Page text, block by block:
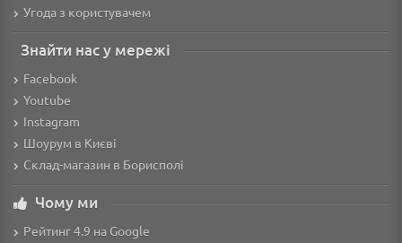
Угода з користувачем
Знайти нас у мережі
Facebook
Youtube
Instagram
Шоурум в Києві
Склад-магазин в Борисполі
Чому ми
Рейтинг 4.9 на Google